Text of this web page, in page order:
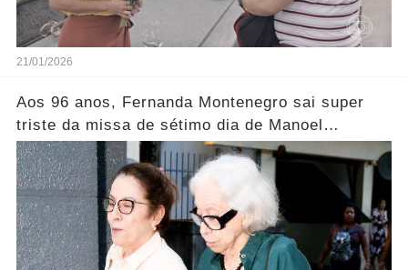
21/01/2026
Aos 96 anos, Fernanda Montenegro sai super
triste da missa de sétimo dia de Manoel
Carlos..... Ver mais